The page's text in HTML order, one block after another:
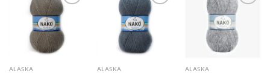
Добавить в
избранное.
ALASKA
Добавить в
избранное.
ALASKA
Добавить в
избранное.
ALASKA